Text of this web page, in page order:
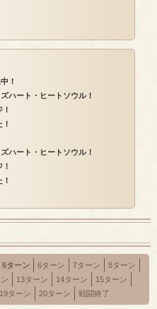
！
ハート・ヒートソウル！
ハート・ヒートソウル！
5ターン 6ターン 7ターン
8ターン
13ターン 14ターン
15ターン
19ターン 20ターン 戦闘終了